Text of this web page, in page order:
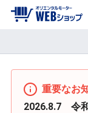
企業情報
カート
重要なお
2026.8.7 令